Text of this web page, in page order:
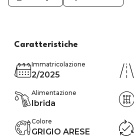
Caratteristiche
Immatricolazione
2/2025
Alimentazione
Ibrida
Colore
GRIGIO ARESE